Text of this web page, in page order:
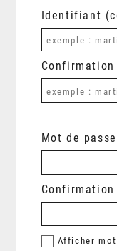
Identifiant
Mot de passe
Afficher